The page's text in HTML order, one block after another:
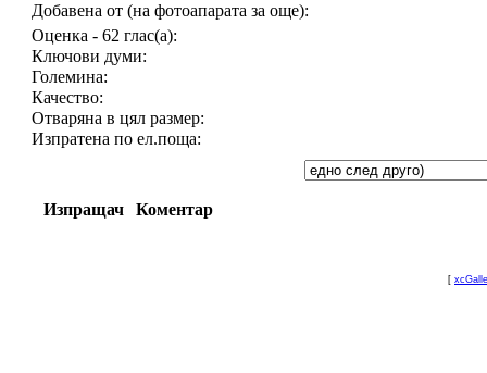
Добавена от (на фотоапарата за още):
Оценка - 62 глас(а):
Ключови думи:
Големина:
Качество:
Отваряна в цял размер:
Изпратена по ел.поща:
Изпращач Коментар
[